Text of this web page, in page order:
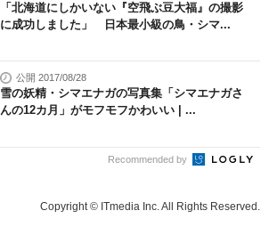
「北海道にしかいない『空飛ぶ豆大福』の撮影
に成功しました」 日本最小級の鳥・シマ...
公開 2017/08/28
雪の妖精・シマエナガの写真集「シマエナガさ
んの12カ月」がモフモフかわいい | ...
Recommended by
Copyright © ITmedia Inc. All Rights Reserved.